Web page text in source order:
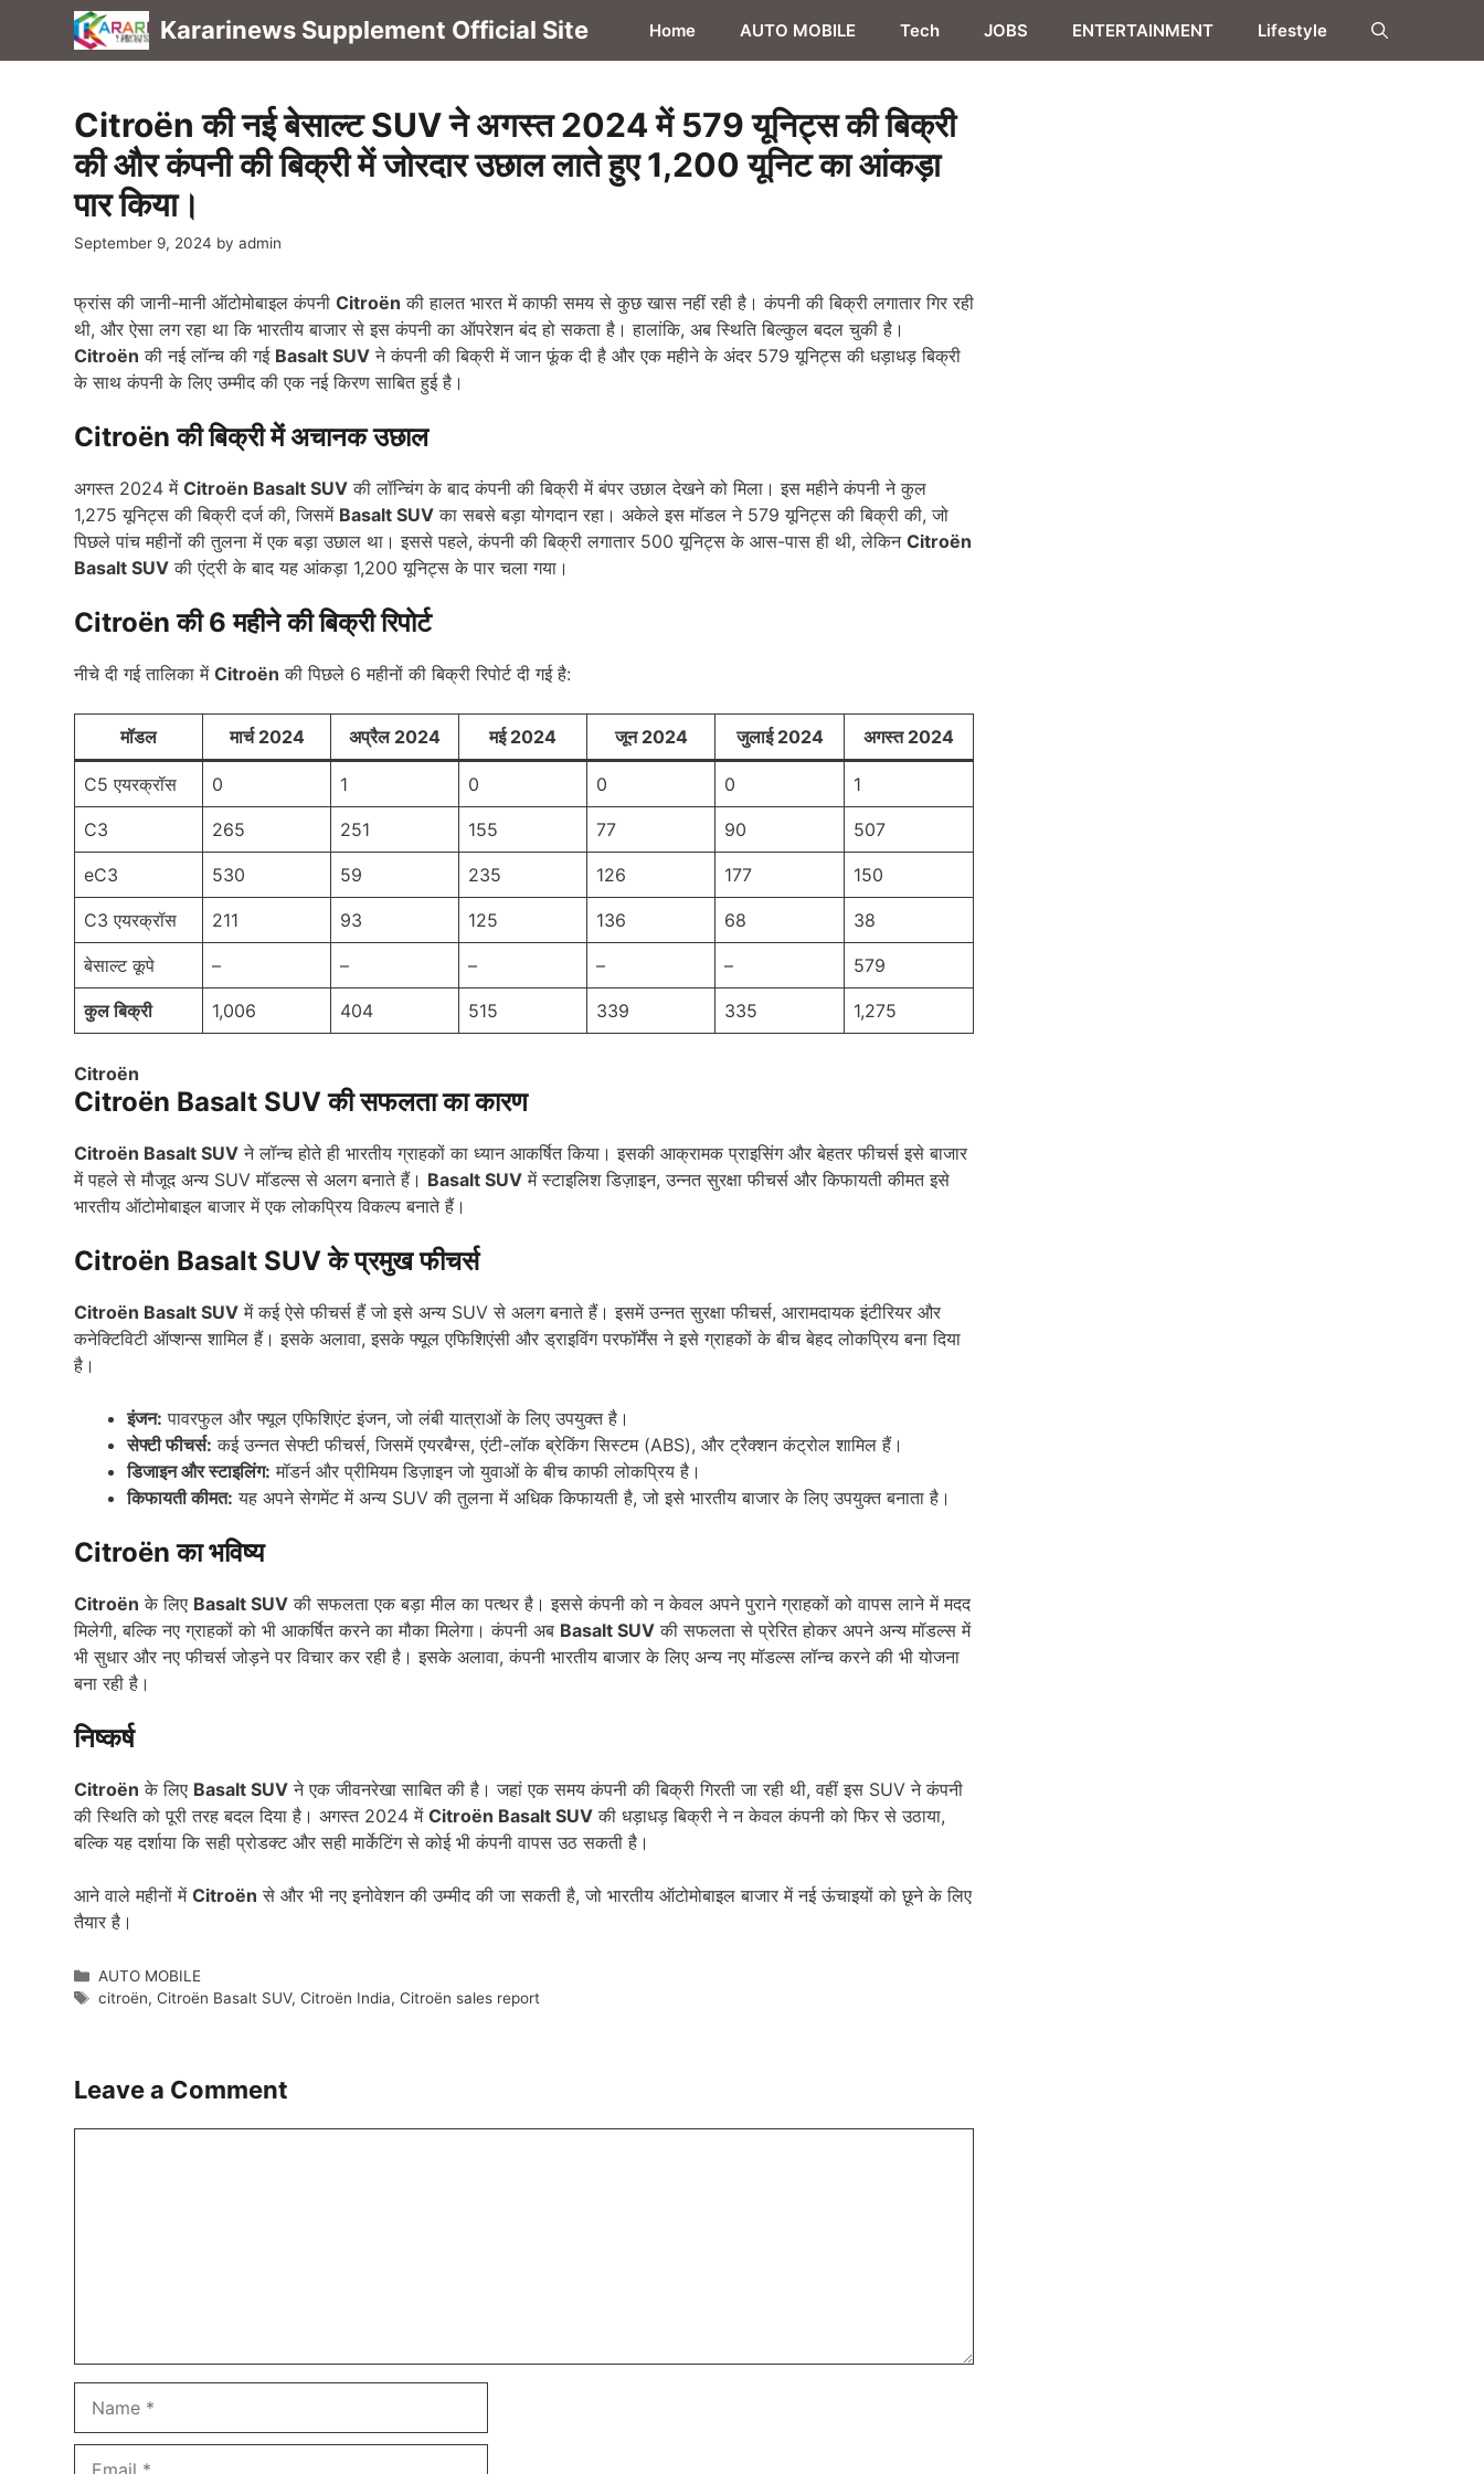
content
Kararinews Supplement Official Site Home AUTO MOBILE Tech JOBS ENTERTAINMENT Lifestyle
Citroën की नई बेसाल्ट SUV ने अगस्त 2024 में 579 यूनिट्स की बिक्री
की और कंपनी की बिक्री में जोरदार उछाल लाते हुए 1,200 यूनिट का आंकड़ा
पार किया।
September 9, 2024 by admin
फ्रांस की जानी-मानी ऑटोमोबाइल कंपनी Citroën की हालत भारत में काफी समय से कुछ खास नहीं रही है। कंपनी की बिक्री लगातार गिर रही
थी, और ऐसा लग रहा था कि भारतीय बाजार से इस कंपनी का ऑपरेशन बंद हो सकता है। हालांकि, अब स्थिति बिल्कुल बदल चुकी है।
Citroën की नई लॉन्च की गई Basalt SUV ने कंपनी की बिक्री में जान फूंक दी है और एक महीने के अंदर 579 यूनिट्स की धड़ाधड़ बिक्री
के साथ कंपनी के लिए उम्मीद की एक नई किरण साबित हुई है।
Citroën की बिक्री में अचानक उछाल
अगस्त 2024 में Citroën Basalt SUV की लॉन्चिंग के बाद कंपनी की बिक्री में बंपर उछाल देखने को मिला। इस महीने कंपनी ने कुल
1,275 यूनिट्स की बिक्री दर्ज की, जिसमें Basalt SUV का सबसे बड़ा योगदान रहा। अकेले इस मॉडल ने 579 यूनिट्स की बिक्री की, जो
पिछले पांच महीनों की तुलना में एक बड़ा उछाल था। इससे पहले, कंपनी की बिक्री लगातार 500 यूनिट्स के आस-पास ही थी, लेकिन Citroën
Basalt SUV की एंट्री के बाद यह आंकड़ा 1,200 यूनिट्स के पार चला गया।
Citroën की 6 महीने की बिक्री रिपोर्ट
नीचे दी गई तालिका में Citroën की पिछले 6 महीनों की बिक्री रिपोर्ट दी गई है:
मॉडल मार्च 2024 अप्रैल 2024 मई 2024 जून 2024 जुलाई 2024 अगस्त 2024
C5 एयरक्रॉस 0 1 0 0 0 1
C3 265 251 155 77 90 507
eC3 530 59 235 126 177 150
C3 एयरक्रॉस 211 93 125 136 68 38
बेसाल्ट कूपे – – – – – 579
कुल बिक्री 1,006 404 515 339 335 1,275
Citroën
Citroën Basalt SUVकी सफलता का कारण
Citroën Basalt SUV ने लॉन्च होते ही भारतीय ग्राहकों का ध्यान आकर्षित किया। इसकी आक्रामक प्राइसिंग और बेहतर फीचर्स इसे बाजार
में पहले से मौजूद अन्य SUV मॉडल्स से अलग बनाते हैं। Basalt SUV में स्टाइलिश डिज़ाइन, उन्नत सुरक्षा फीचर्स और किफायती कीमत इसे
भारतीय ऑटोमोबाइल बाजार में एक लोकप्रिय विकल्प बनाते हैं।
Citroën Basalt SUVके प्रमुख फीचर्स
Citroën Basalt SUV में कई ऐसे फीचर्स हैं जो इसे अन्य SUV से अलग बनाते हैं। इसमें उन्नत सुरक्षा फीचर्स, आरामदायक इंटीरियर और
कनेक्टिविटी ऑप्शन्स शामिल हैं। इसके अलावा, इसके फ्यूल एफिशिएंसी और ड्राइविंग परफॉर्मेंस ने इसे ग्राहकों के बीच बेहद लोकप्रिय बना दिया
है।
इंजन: पावरफुल और फ्यूल एफिशिएंट इंजन, जो लंबी यात्राओं के लिए उपयुक्त है।
सेफ्टी फीचर्स: कई उन्नत सेफ्टी फीचर्स, जिसमें एयरबैग्स, एंटी-लॉक ब्रेकिंग सिस्टम (ABS), और ट्रैक्शन कंट्रोल शामिल हैं।
डिजाइन और स्टाइलिंग: मॉडर्न और प्रीमियम डिज़ाइन जो युवाओं के बीच काफी लोकप्रिय है।
किफायती कीमत: यह अपने सेगमेंट में अन्य SUV की तुलना में अधिक किफायती है, जो इसे भारतीय बाजार के लिए उपयुक्त बनाता है।
Citroën का भविष्य
Citroën के लिए Basalt SUV की सफलता एक बड़ा मील का पत्थर है। इससे कंपनी को न केवल अपने पुराने ग्राहकों को वापस लाने में मदद
मिलेगी, बल्कि नए ग्राहकों को भी आकर्षित करने का मौका मिलेगा। कंपनी अब Basalt SUV की सफलता से प्रेरित होकर अपने अन्य मॉडल्स में
भी सुधार और नए फीचर्स जोड़ने पर विचार कर रही है। इसके अलावा, कंपनी भारतीय बाजार के लिए अन्य नए मॉडल्स लॉन्च करने की भी योजना
बना रही है।
निष्कर्ष
Citroën के लिए Basalt SUV ने एक जीवनरेखा साबित की है। जहां एक समय कंपनी की बिक्री गिरती जा रही थी, वहीं इस SUV ने कंपनी
की स्थिति को पूरी तरह बदल दिया है। अगस्त 2024 में Citroën Basalt SUV की धड़ाधड़ बिक्री ने न केवल कंपनी को फिर से उठाया,
बल्कि यह दर्शाया कि सही प्रोडक्ट और सही मार्केटिंग से कोई भी कंपनी वापस उठ सकती है।
आने वाले महीनों में Citroën से और भी नए इनोवेशन की उम्मीद की जा सकती है, जो भारतीय ऑटोमोबाइल बाजार में नई ऊंचाइयों को छूने के लिए
तैयार है।
Categories
AUTO MOBILE
Tags
citroën, Citroën Basalt SUV, Citroën India, Citroën sales report
Leave a Comment